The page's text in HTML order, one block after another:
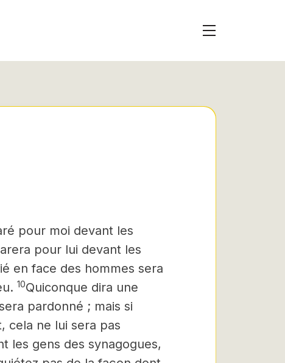
pour moi devant les
pour lui devant les
en face des hommes sera
10Quiconque dira une
pardonné ; mais si
cela ne lui sera pas
les gens des synagogues,